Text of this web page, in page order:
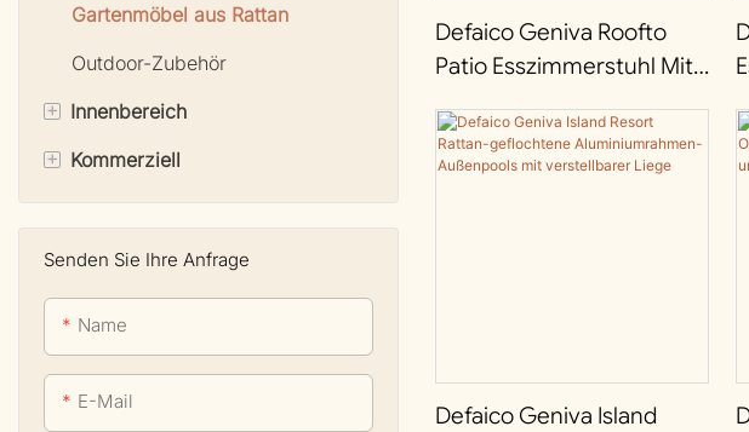
Gartenmöbel aus Rattan
Outdoor-Zubehör
+ Innenbereich
Wohnzimmermöbel
Esszimmermöbel
Schlafzimmermöbel
+ Kommerziell
Bänke und Sitzbänke
Stühle für den gewerblichen
Bar- und Tresenhocker
Kommerzielle Tische
Senden Sie Ihre Anfrage
Name
E-Mail
Defaico Geniva Roofto
Patio Esszimmerstuhl Mit
Rattangeflecht
Defaico Geniva Island